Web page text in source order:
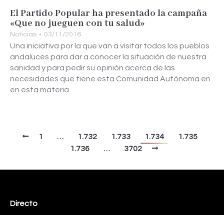
El Partido Popular ha presentado la campaña
«Que no jueguen con tu salud»
Noticias 03/11/2016
Una iniciativa por la que van a visitar todos los pueblos
andaluces para dar a conocer la situación de nuestra
sanidad y para pedir su opinión acerca de las
necesidades que tiene esta Comunidad Autónoma en
en esta materia.
1 … 1.732 1.733 1.734
1.735
1.736
… 3702
Directo